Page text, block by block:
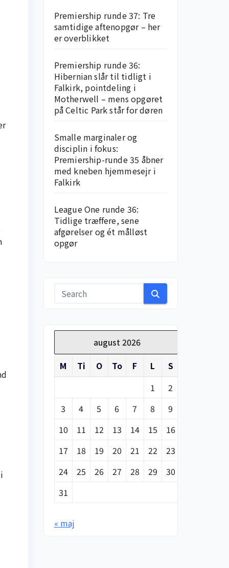
Premiership runde 37: Tre
samtidige aftenopgør – her
er overblikket
Premiership runde 36:
Hibernian slår til tidligt i
Falkirk, pointdeling i
Motherwell – mens opgøret
på Celtic Park står for døren
Smalle marginaler og
disciplin i fokus:
Premiership-runde 35 åbner
med kneben hjemme­sejr i
Falkirk
League One runde 36:
Tidlige træffere, sene
afgørelser og ét målløst
opgør
august 2026
M
Ti O To F L
S
1
2
3
4 5 6 7 8
9
10
11 12 13 14 15
16
17
18 19 20 21 22
23
24
25 26 27 28 29
30
31
« maj